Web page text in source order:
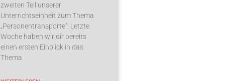
zweiten Teil unserer
Unterrichtseinheit zum Thema
„Personentransporte“! Letzte
Woche haben wir dir bereits
einen ersten Einblick in das
Thema